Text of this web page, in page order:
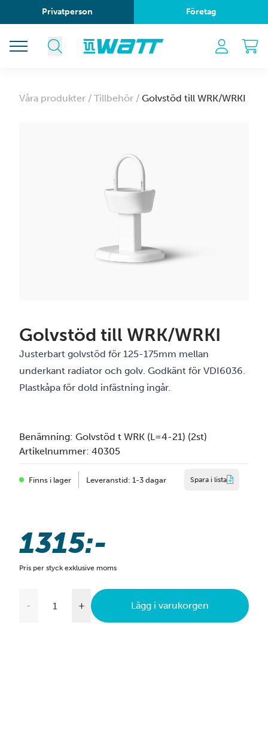
Privatperson Företag
Våra produkter / Tillbehör / Golvstöd till WRK/WRKI
Golvstöd till WRK/WRKI
Justerbart golvstöd för 125-175mm mellan
underkant radiator och golv. Godkänt för VDI6036.
Plastkåpa för dold infästning ingår.
Benämning: Golvstöd t WRK (L=4-21) (2st)
Artikelnummer: 40305
Finns i lager Leveranstid: 1-3 dagar Spara i lista
1315:-
Pris per styck exklusive moms
- + Lägg i varukorgen